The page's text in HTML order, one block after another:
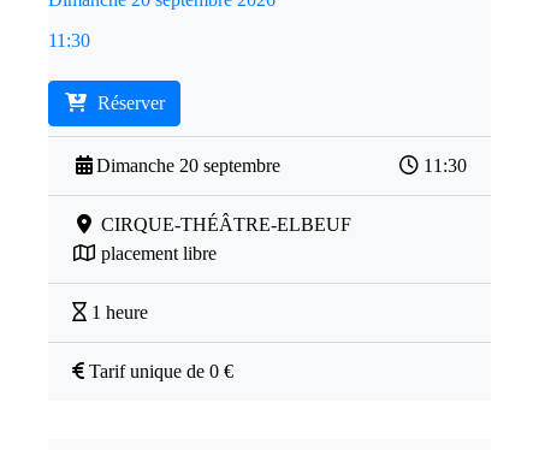
11:30
Réserver
Dimanche 20 septembre 11:30
CIRQUE-THÉÂTRE-ELBEUF
placement libre
1 heure
Tarif unique de 0 €